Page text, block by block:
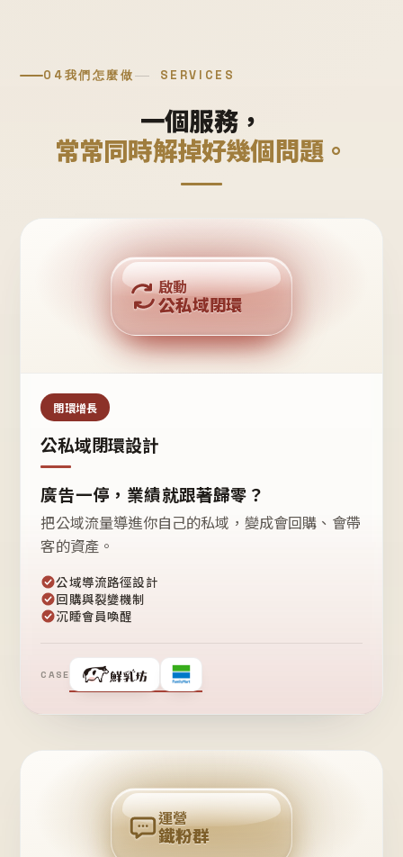
04我們怎麼做 SERVICES
一個服務，
常常同時解掉好幾個問題。
公域流量
私域鐵粉
回購複利
啟動
公私域閉環
閉環增長
公私域閉環設計
廣告一停，業績就跟著歸零？
把公域流量導進你自己的私域，變成會回購、會帶
客的資產。
公域導流路徑設計
回購與裂變機制
沉睡會員喚醒
CASE
❤
粉
回
購
運營
鐵粉群